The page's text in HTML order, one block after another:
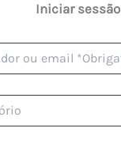
Iniciar sessão